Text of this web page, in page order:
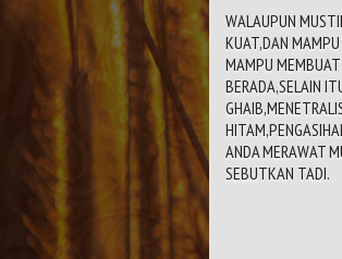
WALAUPUN
KUAT,DAN MAMPU
MAMPU
BERADA,SELAIN
ANDA MERAWAT
SEBUTKAN TADI.